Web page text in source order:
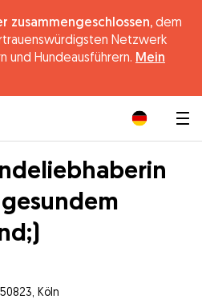
zusammengeschlossen, dem
Netzwerk
und Hundeausführern. Mein
Köln